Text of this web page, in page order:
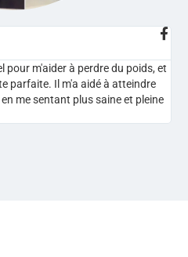
m'aider à perdre du poids, et
parfaite. Il m'a aidé à atteindre
me sentant plus saine et pleine